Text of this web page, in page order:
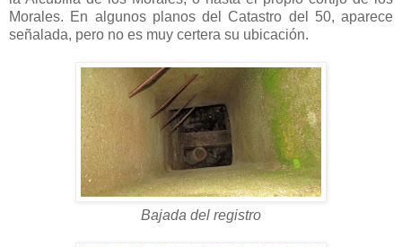
Morales. En algunos planos del Catastro del 50, aparece
señalada, pero no es muy certera su ubicación.
Bajada del registro